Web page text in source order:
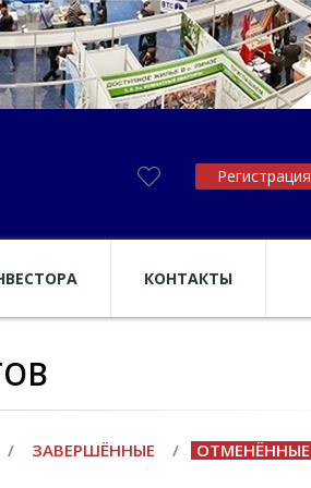
Регистрация
КОНТАКТЫ
/ ЗАВЕРШЁННЫЕ / ОТМЕНЁННЫЕ